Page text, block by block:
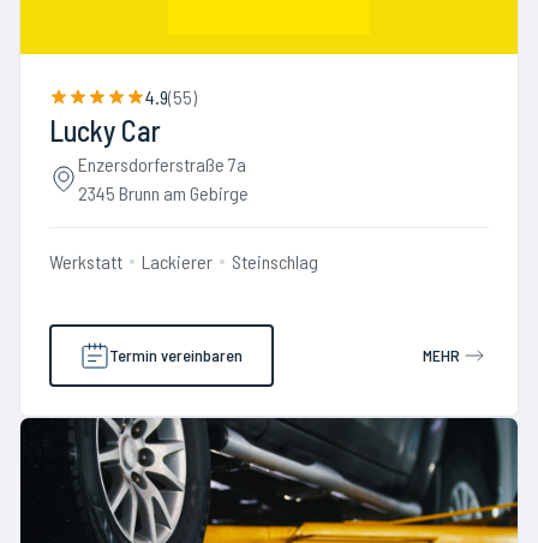
4.9(55)
Lucky Car
Enzersdorferstraße 7a
2345 Brunn am Gebirge
Werkstatt Lackierer Steinschlag
Termin vereinbaren MEHR